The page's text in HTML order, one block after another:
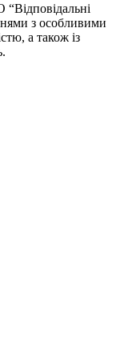
з особливими
а також із